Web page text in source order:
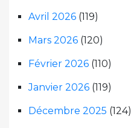
Avril 2026 (119)
Mars 2026 (120)
Février 2026 (110)
Janvier 2026 (119)
Décembre 2025 (124)